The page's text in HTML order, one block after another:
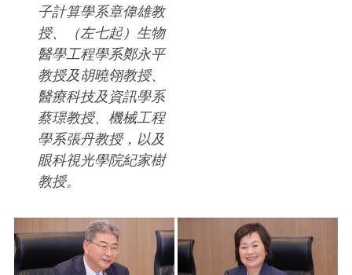
子計算學系章偉雄教
授、（左七起）生物
醫學工程學系鄭永平
教授及胡曉翎教授、
醫療科技及資訊學系
蔡璟教授、機械工程
學系張丹教授，以及
眼科視光學院紀家樹
教授。